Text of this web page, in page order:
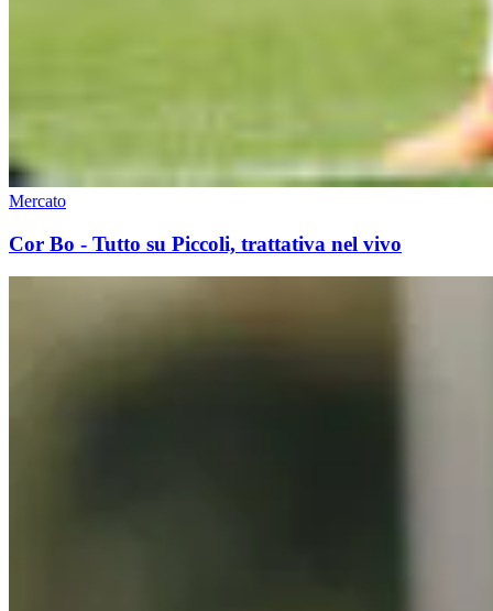
Mercato
Cor Bo - Tutto su Piccoli, trattativa nel vivo